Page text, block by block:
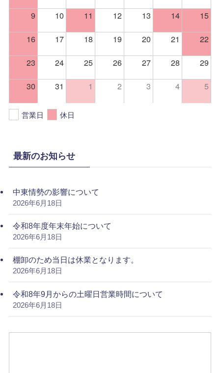
9
10 11 12 13 14
15
16
17 18 19 20 21
22
23
24 25 26 27 28
29
30
31 1 2 3 4 5
営業日 休日
最新のお知らせ
中東情勢の影響について
2026年6月18日
令和8年度年末年始について
2026年6月18日
棚卸のため当日は休業となります。
2026年6月18日
令和8年9月からの土曜日営業時間について
2026年6月18日